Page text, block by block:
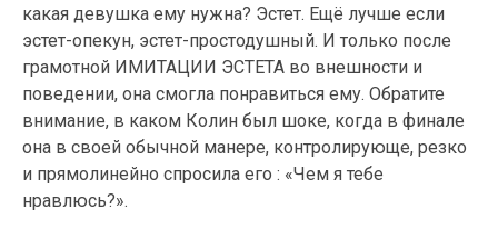
какая девушка ему нужна? Эстет. Ещё лучше если
эстет-опекун, эстет-простодушный. И только после
грамотной ИМИТАЦИИ ЭСТЕТА во внешности и
поведении, она смогла понравиться ему. Обратите
внимание, в каком Колин был шоке, когда в финале
она в своей обычной манере, контролирующе, резко
и прямолинейно спросила его : «Чем я тебе
нравлюсь?».